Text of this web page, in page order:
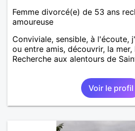
Femme divorcé(e) de 53 ans
amoureuse
Conviviale, sensible, à l'écoute,
ou entre amis, découvrir, la mer,
Recherche aux alentours de
Voir le profil